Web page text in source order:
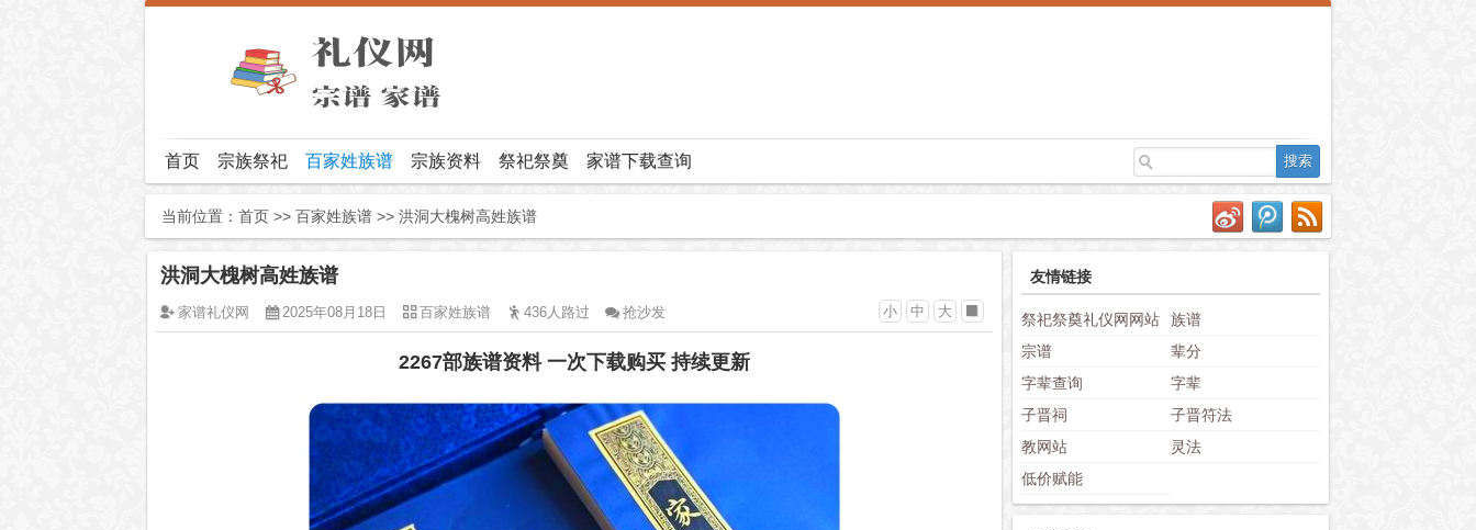
首页 宗族祭祀 百家姓族谱 宗族资料 祭祀祭奠 家谱下载查询
当前位置： 首页 >> 百家姓族谱 >> 洪洞大槐树高姓族谱
洪洞大槐树高姓族谱
小 中 大
家谱礼仪网 2025年08月18日 百家姓族谱 436人路过 抢沙发
2267部族谱资料 一次下载购买 持续更新
友情链接
祭祀祭奠礼仪网网站
族谱
宗谱
辈分
字辈查询
字辈
子晋祠
子晋符法
教网站
灵法
低价赋能